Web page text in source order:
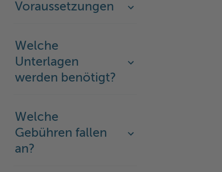
Voraussetzungen
Welche
Unterlagen
werden benötigt?
Welche
Gebühren fallen
an?